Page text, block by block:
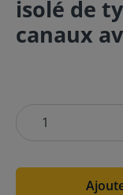
isolé de
canaux